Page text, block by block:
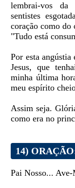
lembrai-vos da
sentistes
coração como do
"Tudo está
Por esta
Jesus, que
minha última
meu espírito
Assim seja.
como era no
14)
Pai Nosso...